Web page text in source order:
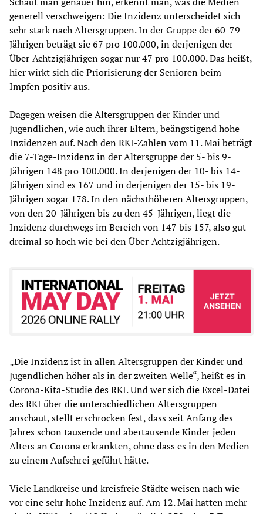
generell verschweigen: Die Inzidenz unterscheidet sich
sehr stark nach Altersgruppen. In der Gruppe der 60-79-
Jährigen beträgt sie 67 pro 100.000, in derjenigen der
Über-Achtzigjährigen sogar nur 47 pro 100.000. Das heißt,
hier wirkt sich die Priorisierung der Senioren beim
Impfen positiv aus.
Dagegen weisen die Altersgruppen der Kinder und
Jugendlichen, wie auch ihrer Eltern, beängstigend hohe
Inzidenzen auf. Nach den RKI-Zahlen vom 11. Mai beträgt
die 7-Tage-Inzidenz in der Altersgruppe der 5- bis 9-
Jährigen 148 pro 100.000. In derjenigen der 10- bis 14-
Jährigen sind es 167 und in derjenigen der 15- bis 19-
Jährigen sogar 178. In den nächsthöheren Altersgruppen,
von den 20-Jährigen bis zu den 45-Jährigen, liegt die
Inzidenz durchwegs im Bereich von 147 bis 157, also gut
dreimal so hoch wie bei den Über-Achtzigjährigen.
„Die Inzidenz ist in allen Altersgruppen der Kinder und
Jugendlichen höher als in der zweiten Welle“, heißt es in
Corona-Kita-Studie des RKI. Und wer sich die Excel-Datei
des RKI über die unterschiedlichen Altersgruppen
anschaut, stellt erschrocken fest, dass seit Anfang des
Jahres schon tausende und abertausende Kinder jeden
Alters an Corona erkrankten, ohne dass es in den Medien
zu einem Aufschrei geführt hätte.
Viele Landkreise und kreisfreie Städte weisen nach wie
vor eine sehr hohe Inzidenz auf. Am 12. Mai hatten mehr